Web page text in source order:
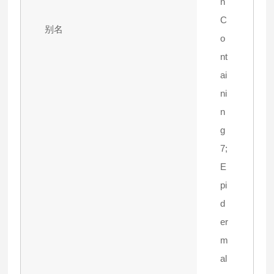
别名
C
o
nt
ai
ni
n
g
7;
E
pi
d
er
m
al